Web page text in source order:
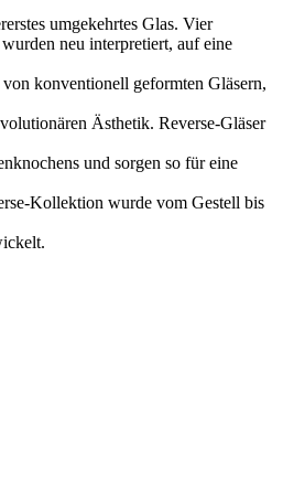
umgekehrtes Glas. Vier
neu interpretiert, auf eine
konventionell geformten Gläsern,
Ästhetik. Reverse-Gläser
und sorgen so für eine
Kollektion wurde vom Gestell bis